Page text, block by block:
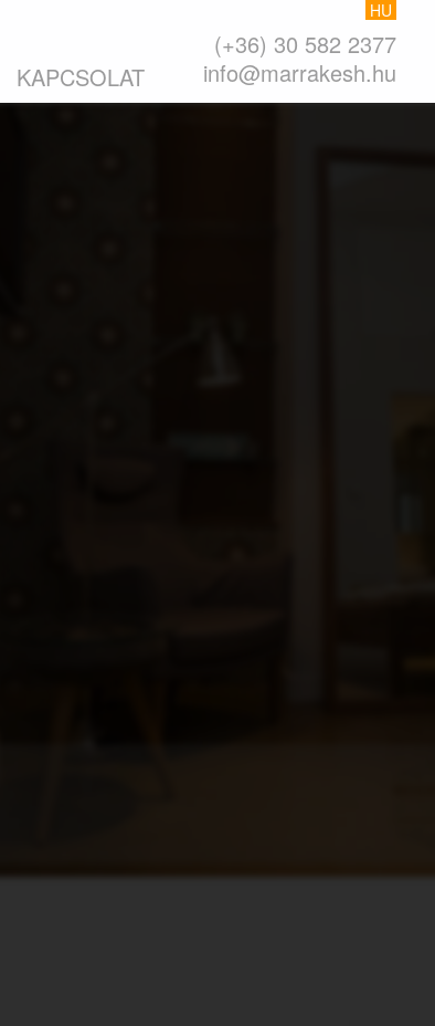
HU
KAPCSOLAT
(+36) 30 582 2377
info@marrakesh.hu